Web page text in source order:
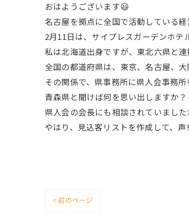
おはようございます😃
名古屋を拠点に全国で活動している経
2月11日は、サイプレスガーデンホテ
私は北海道出身ですが、東北六県と
全国の都道府県は、東京、名古屋、
その関係で、県事務所に県人会事務
青森県と聞けば何を思い出しますか？
県人会の会長にも相談されていまし
やはり、見込客リストを作成して、声
< 前のページ